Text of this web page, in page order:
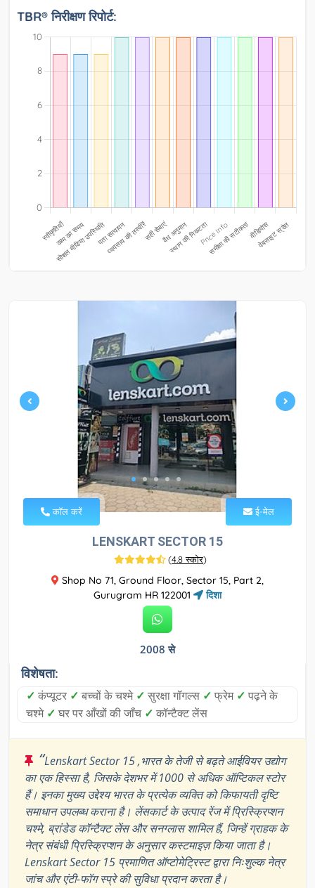
TBR® निरीक्षण रिपोर्ट:
कॉल करें ई-मेल
LENSKART SECTOR 15
(4.8 स्कोर)
Shop No 71, Ground Floor, Sector 15, Part 2,
Gurugram HR 122001
दिशा
2008 से
विशेषता:
✓ कंप्यूटर ✓ बच्चों के चश्मे ✓ सुरक्षा गॉगल्स ✓ फ्रेम ✓ पढ़ने के
चश्मे ✓ घर पर आँखों की जाँच ✓ कॉन्टैक्ट लेंस
“Lenskart Sector 15 ,भारत के तेजी से बढ़ते आईवियर उद्योग
का एक हिस्सा है, जिसके देशभर में 1000 से अधिक ऑप्टिकल स्टोर
हैं। इनका मुख्य उद्देश्य भारत के प्रत्येक व्यक्ति को किफायती दृष्टि
समाधान उपलब्ध कराना है। लेंसकार्ट के उत्पाद रेंज में प्रिस्क्रिप्शन
चश्मे, ब्रांडेड कॉन्टैक्ट लेंस और सनग्लास शामिल हैं, जिन्हें ग्राहक के
नेत्र संबंधी प्रिस्क्रिप्शन के अनुसार कस्टमाइज़ किया जाता है।
Lenskart Sector 15 प्रमाणित ऑप्टोमेट्रिस्ट द्वारा निःशुल्क नेत्र
जांच और एंटी-फॉग स्प्रे की सुविधा प्रदान करता है।